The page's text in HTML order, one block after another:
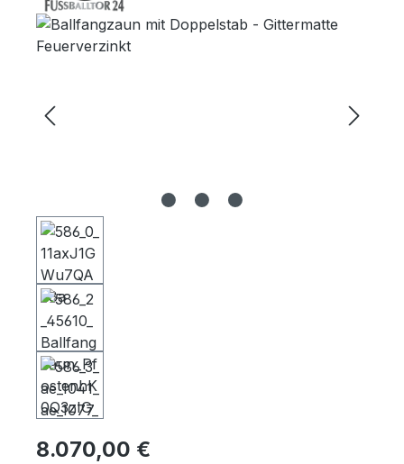
Bildergalerie überspringen
Regulärer Preis:
8.070,00 €